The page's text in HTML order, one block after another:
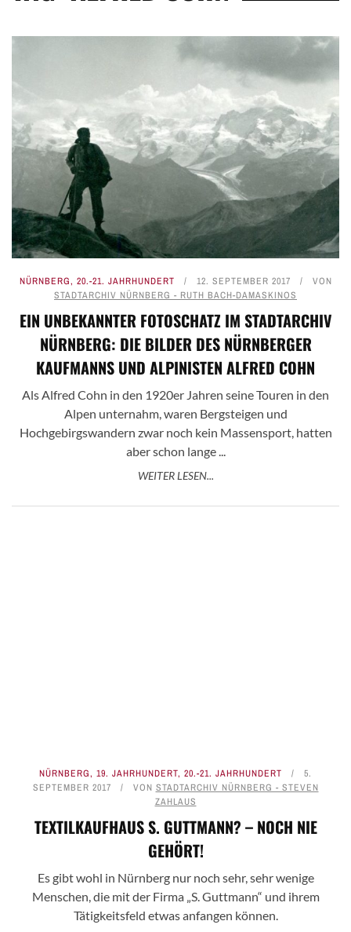
NÜRNBERG, 20.-21. JAHRHUNDERT 12. SEPTEMBER 2017
VON
STADTARCHIV NÜRNBERG - RUTH BACH-DAMASKINOS
EIN UNBEKANNTER FOTOSCHATZ IM STADTARCHIV
NÜRNBERG: DIE BILDER DES NÜRNBERGER
KAUFMANNS UND ALPINISTEN ALFRED COHN
Als Alfred Cohn in den 1920er Jahren seine Touren in den
Alpen unternahm, waren Bergsteigen und
Hochgebirgswandern zwar noch kein Massensport, hatten
aber schon lange ...
WEITER LESEN...
NÜRNBERG, 19. JAHRHUNDERT, 20.-21. JAHRHUNDERT
5.
SEPTEMBER 2017
VON STADTARCHIV NÜRNBERG - STEVEN
ZAHLAUS
TEXTILKAUFHAUS S. GUTTMANN? – NOCH NIE
GEHÖRT!
Es gibt wohl in Nürnberg nur noch sehr, sehr wenige
Menschen, die mit der Firma „S. Guttmann“ und ihrem
Tätigkeitsfeld etwas anfangen können.